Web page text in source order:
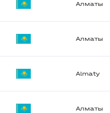
Алматы
Алматы
Almaty
Алматы